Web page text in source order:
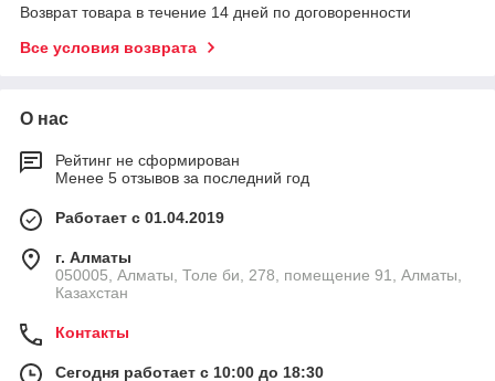
Возврат товара в течение 14 дней по договоренности
Все условия возврата
О нас
Рейтинг не сформирован
Менее 5 отзывов за последний год
Работает с 01.04.2019
г. Алматы
050005, Алматы, Толе би, 278, помещение 91, Алматы,
Казахстан
Контакты
Сегодня работает с 10:00 до 18:30